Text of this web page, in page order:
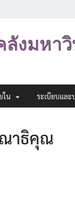
ลังมหา
ใน ระเบียบและ
าธิคุณ